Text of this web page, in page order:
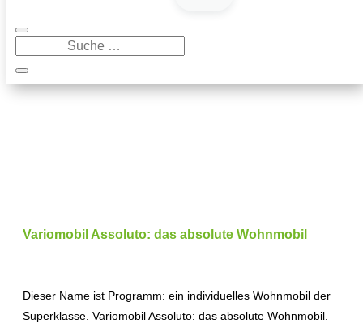
Variomobil Assoluto: das absolute Wohnmobil
Dieser Name ist Programm: ein individuelles Wohnmobil der
Superklasse. Variomobil Assoluto: das absolute Wohnmobil.